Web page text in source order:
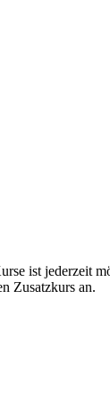
ist
Zusatzkurs an.